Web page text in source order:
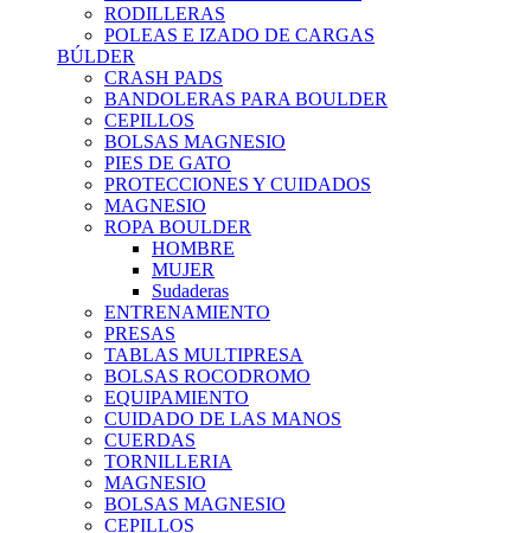
RODILLERAS
POLEAS E IZADO DE CARGAS
BÚLDER
CRASH PADS
BANDOLERAS PARA BOULDER
CEPILLOS
BOLSAS MAGNESIO
PIES DE GATO
PROTECCIONES Y CUIDADOS
MAGNESIO
ROPA BOULDER
HOMBRE
MUJER
Sudaderas
ENTRENAMIENTO
PRESAS
TABLAS MULTIPRESA
BOLSAS ROCODROMO
EQUIPAMIENTO
CUIDADO DE LAS MANOS
CUERDAS
TORNILLERIA
MAGNESIO
BOLSAS MAGNESIO
CEPILLOS